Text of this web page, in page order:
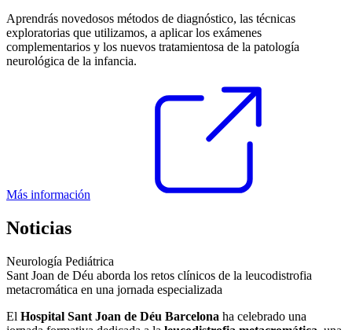
Aprendrás novedosos métodos de diagnóstico, las técnicas
exploratorias que utilizamos, a aplicar los exámenes
complementarios y los nuevos tratamientosa de la patología
neurológica de la infancia.
Más información
Noticias
Neurología Pediátrica
Sant Joan de Déu aborda los retos clínicos de la leucodistrofia
metacromática en una jornada especializada
El Hospital Sant Joan de Déu Barcelona ha celebrado una